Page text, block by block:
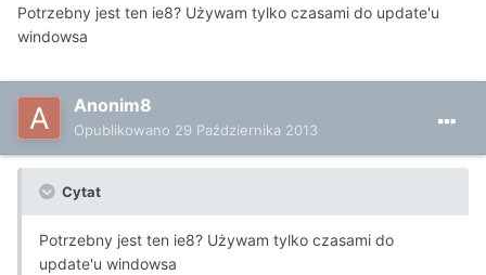
Potrzebny jest ten ie8? Używam tylko czasami do update'u
windowsa
Anonim8
Opublikowano 29 Października 2013
Cytat
Potrzebny jest ten ie8? Używam tylko czasami do
update'u windowsa